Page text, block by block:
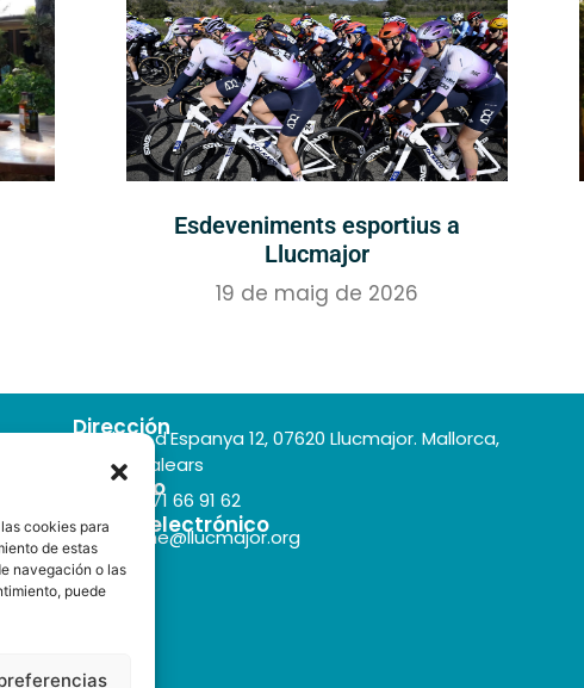
cookies para
de estas
navegación o las
puede
Esdeveniments esportius a
Llucmajor
19 de maig de 2026
Dirección
Plaça d'Espanya 12, 07620 Llucmajor. Mallorca,
Illes Balears
Teléfono
+34 971 66 91 62
Correo electrónico
turisme@llucmajor.org